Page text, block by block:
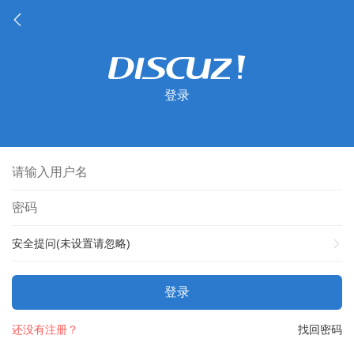
登录
安全提问(未设置请忽略)
登录
找回密码
还没有注册？